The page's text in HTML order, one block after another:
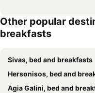
Other popular
breakfasts
Sivas, bed and breakfasts
Hersonisos, bed and
Agia Galini, bed and